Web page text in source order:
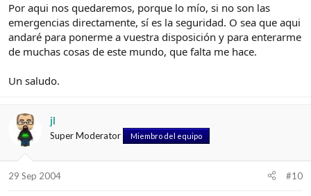
Por aqui nos quedaremos, porque lo mío, si no son las
emergencias directamente, sí es la seguridad. O sea que aqui
andaré para ponerme a vuestra disposición y para enterarme
de muchas cosas de este mundo, que falta me hace.
Un saludo.
jl
Super Moderator Miembro del equipo
29 Sep 2004 #10